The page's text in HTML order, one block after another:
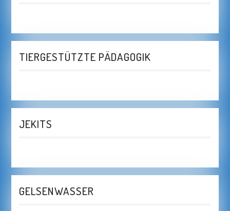
TIERGESTÜTZTE PÄDAGOGIK
JEKITS
GELSENWASSER